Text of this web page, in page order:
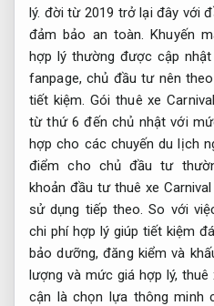
lý. đời từ 2019 trở lại đây với
đảm bảo an toàn. Khuyến
hợp lý thường được cập
fanpage, chủ đầu tư nên
tiết kiệm. Gói thuê xe
từ thứ 6 đến chủ nhật với
hợp cho các chuyến du lịch
điểm cho chủ đầu tư
khoản đầu tư thuê xe
sử dụng tiếp theo. So với
chi phí hợp lý giúp tiết kiệm
bảo dưỡng, đăng kiểm và
lượng và mức giá hợp lý,
cận là chọn lựa thông minh